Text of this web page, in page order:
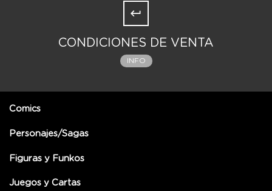
CONDICIONES DE VENTA
INFO
Comics
Personajes/Sagas
Figuras y Funkos
Juegos y Cartas